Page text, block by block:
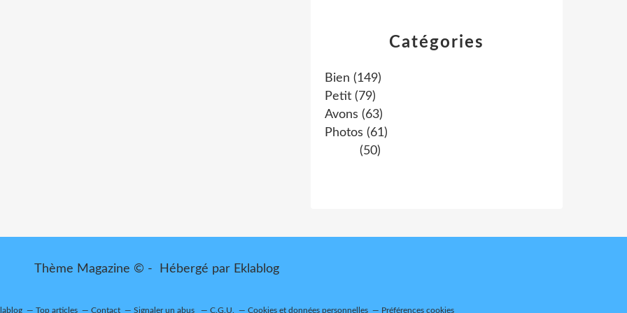
Catégories
Bien (149)
Petit (79)
Avons (63)
Photos (61)
(50)
Thème Magazine © - Hébergé par Eklablog
Top articles Contact Signaler un abus C.G.U. Cookies et données personnelles Préférences cookies